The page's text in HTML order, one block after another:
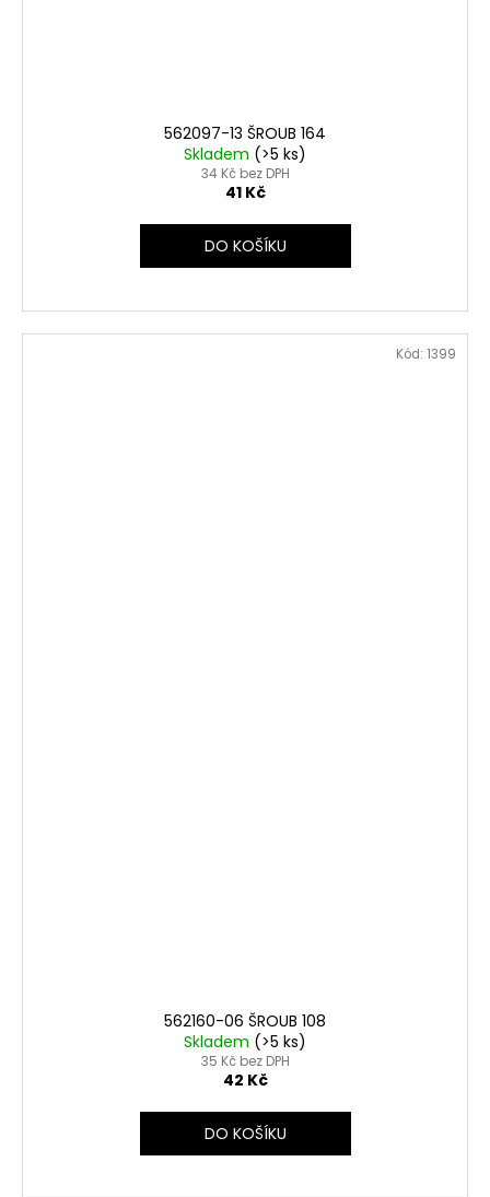
562097-13 ŠROUB 164
Skladem (>5 ks)
34 Kč bez DPH
41 Kč
DO KOŠÍKU
562160-06 ŠROUB 108
Skladem (>5 ks)
35 Kč bez DPH
42 Kč
DO KOŠÍKU
Kód: 1399